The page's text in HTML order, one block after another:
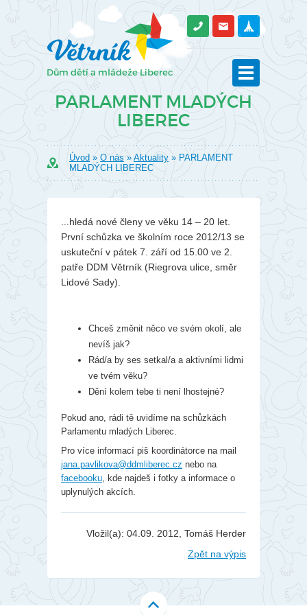
PARLAMENT MLADÝCH
LIBEREC
Úvod » O nás» Aktuality » PARLAMENT
MLADÝCH LIBEREC
...hledá nové členy ve věku 14 – 20 let.
První schůzka ve školním roce 2012/13 se
uskuteční v pátek 7. září od 15.00 ve 2.
patře DDM Větrník (Riegrova ulice, směr
Lidové Sady).
Chceš změnit něco ve svém okolí, ale
nevíš jak?
Rád/a by ses setkal/a a aktivními lidmi
ve tvém věku?
Dění kolem tebe ti není lhostejné?
Pokud ano, rádi tě uvidíme na schůzkách
Parlamentu mladých Liberec.
Pro více informací piš koordinátorce na mail
jana.pavlikova@ddmliberec.cz nebo na
facebooku, kde najdeš i fotky a informace o
uplynulých akcích.
Vložil(a): 04.09. 2012, Tomáš Herder
Zpět na výpis